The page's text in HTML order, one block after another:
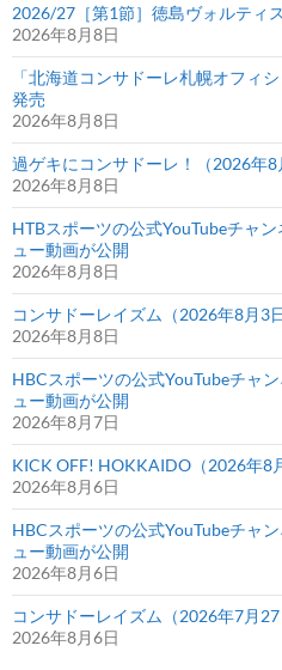
2026/27［第1節］徳島ヴォルティ
2026年8月8日
「北海道コンサドーレ札幌オフィ
発売
2026年8月8日
過ゲキにコンサドーレ！（2026年8
2026年8月8日
HTBスポーツの公式YouTubeチャ
ュー動画が公開
2026年8月8日
コンサドーレイズム（2026年8月3
2026年8月8日
HBCスポーツの公式YouTubeチャ
ュー動画が公開
2026年8月7日
KICK OFF! HOKKAIDO（2026年8
2026年8月6日
HBCスポーツの公式YouTubeチャ
ュー動画が公開
2026年8月6日
コンサドーレイズム（2026年7月27
2026年8月6日